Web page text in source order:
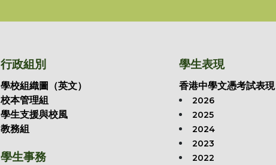
行政組別
學校組織圖（英文）
校本管理組
學生支援與校風
教務組
學生事務
學生表現
香港中學文憑考試表現
2026
2025
2024
2023
2022